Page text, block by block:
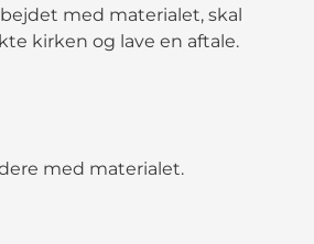
med materialet, skal
kirken og lave en aftale.
med materialet.